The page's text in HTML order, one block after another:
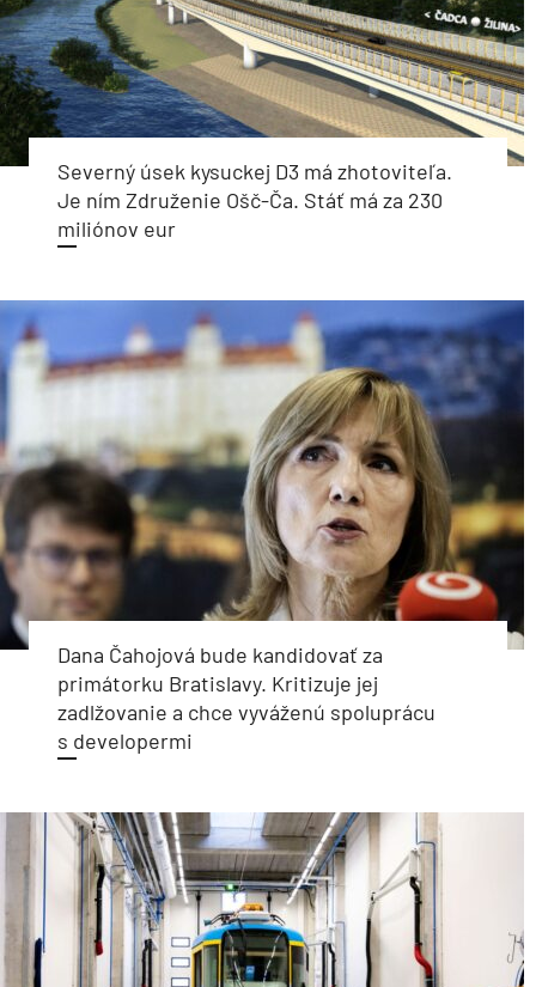
Severný úsek kysuckej D3 má zhotoviteľa.
Je ním Združenie Ošč-Ča. Stáť má za 230
miliónov eur
Dana Čahojová bude kandidovať za
primátorku Bratislavy. Kritizuje jej
zadlžovanie a chce vyváženú spoluprácu
s developermi